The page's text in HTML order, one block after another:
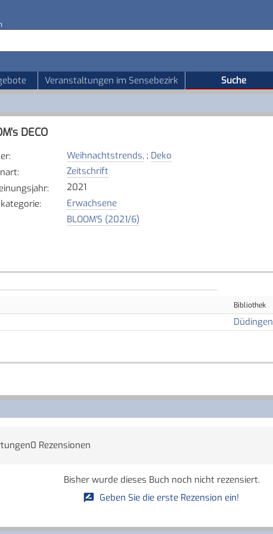
Veranstaltungen im Sensebezirk Suche
DECO
: Weihnachtstrends, ; Deko
:
Zeitschrift
:
2021
:
Erwachsene
BLOOM'S (2021/6)
Bibliothek
Düdingen
0 Rezensionen
Bisher wurde dieses Buch noch nicht rezensiert.
Geben Sie die erste Rezension ein!